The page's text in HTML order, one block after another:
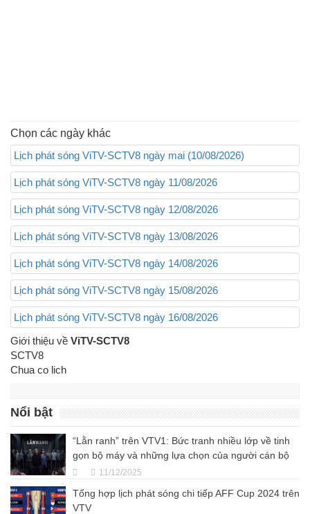
Chọn các ngày khác
Lịch phát sóng ViTV-SCTV8 ngày mai (10/08/2026)
Lịch phát sóng ViTV-SCTV8 ngày 11/08/2026
Lịch phát sóng ViTV-SCTV8 ngày 12/08/2026
Lịch phát sóng ViTV-SCTV8 ngày 13/08/2026
Lịch phát sóng ViTV-SCTV8 ngày 14/08/2026
Lịch phát sóng ViTV-SCTV8 ngày 15/08/2026
Lịch phát sóng ViTV-SCTV8 ngày 16/08/2026
Giới thiệu về ViTV-SCTV8
SCTV8
Chua co lich
Nổi bật
“Lằn ranh” trên VTV1: Bức tranh nhiều lớp về tinh
gọn bộ máy và những lựa chọn của người cán bộ
11/12/2025
Tổng hợp lịch phát sóng chi tiếp AFF Cup 2024 trên
VTV